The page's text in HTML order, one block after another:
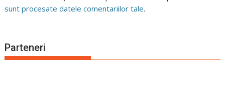
sunt procesate datele comentariilor tale.
Parteneri